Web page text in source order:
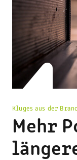
Kluges aus der
Mehr